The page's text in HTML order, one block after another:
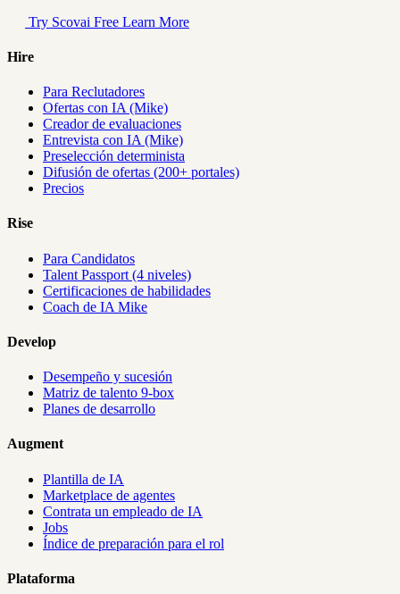
Try Scovai Free Learn More
Hire
Para Reclutadores
Ofertas con IA (Mike)
Creador de evaluaciones
Entrevista con IA (Mike)
Preselección determinista
Difusión de ofertas (200+ portales)
Precios
Rise
Para Candidatos
Talent Passport (4 niveles)
Certificaciones de habilidades
Coach de IA Mike
Develop
Desempeño y sucesión
Matriz de talento 9-box
Planes de desarrollo
Augment
Plantilla de IA
Marketplace de agentes
Contrata un empleado de IA
Jobs
Índice de preparación para el rol
Plataforma